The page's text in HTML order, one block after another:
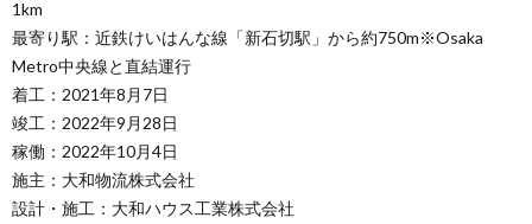
1km
最寄り駅：近鉄けいはんな線「新石切駅」から約750m※Osaka
Metro中央線と直結運行
着工：2021年8月7日
竣工：2022年9月28日
稼働：2022年10月4日
施主：大和物流株式会社
設計・施工：大和ハウス工業株式会社